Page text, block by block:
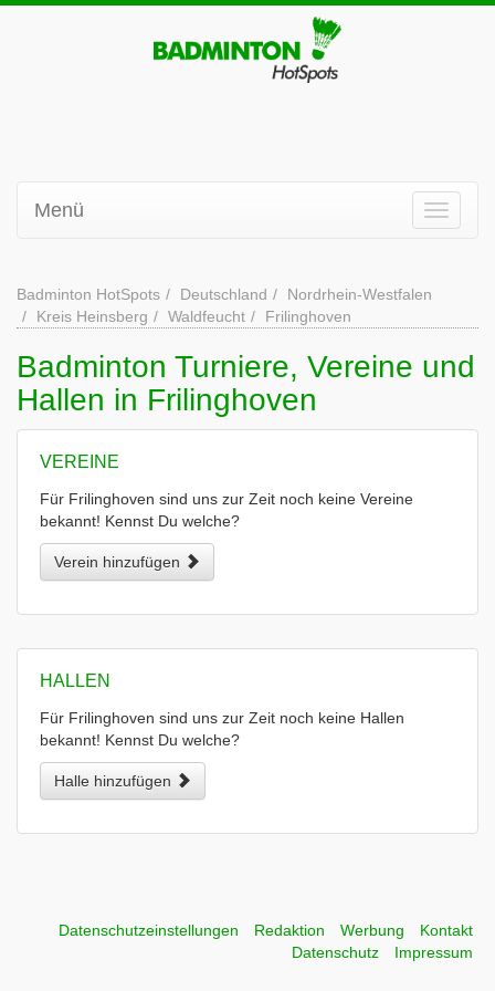
Menü
Badminton HotSpots Deutschland
Nordrhein-Westfalen
Kreis Heinsberg
Waldfeucht Frilinghoven
Badminton Turniere, Vereine und
Hallen in Frilinghoven
VEREINE
Für Frilinghoven sind uns zur Zeit noch keine Vereine
bekannt! Kennst Du welche?
Verein hinzufügen
HALLEN
Für Frilinghoven sind uns zur Zeit noch keine Hallen
bekannt! Kennst Du welche?
Halle hinzufügen
Datenschutzeinstellungen Redaktion Werbung
Kontakt
Datenschutz
Impressum